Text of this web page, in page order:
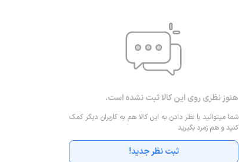
هنوز نظری روی این کالا ثبت نشده است.
شما میتوانید با نظر دادن به این کالا هم به کاربران دیگر کمک
کنید و هم زمرد بگیرید
ثبت نظر جدید!